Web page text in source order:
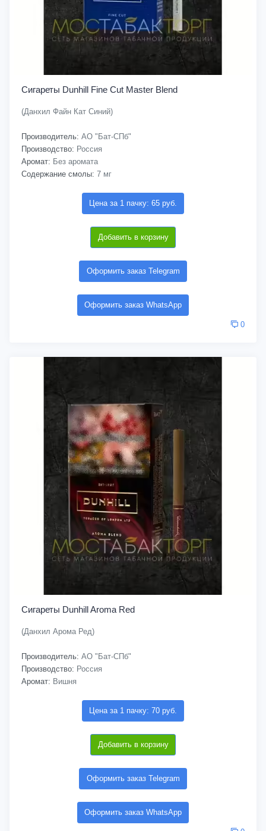
Сигареты Dunhill Fine Cut Master Blend
(Данхил Файн Кат Синий)
Производитель: АО "Бат-СПб"
Производство: Россия
Аромат: Без аромата
Содержание смолы: 7 мг
Цена за 1 пачку: 65 руб.
Добавить в корзину
Оформить заказ Telegram
Оформить заказ WhatsApp
0
Сигареты Dunhill Aroma Red
(Данхил Арома Ред)
Производитель: АО "Бат-СПб"
Производство: Россия
Аромат: Вишня
Цена за 1 пачку: 70 руб.
Добавить в корзину
Оформить заказ Telegram
Оформить заказ WhatsApp